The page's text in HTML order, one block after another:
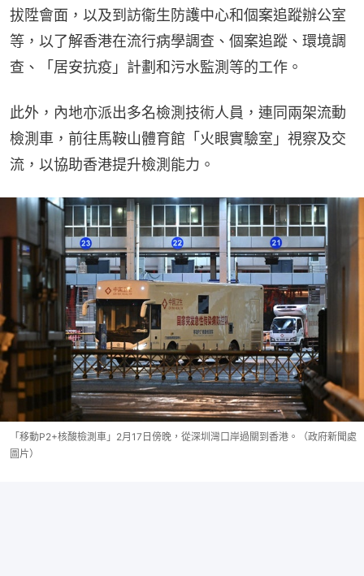
拔陞會面，以及到訪衞生防護中心和個案追蹤辦公室
等，以了解香港在流行病學調查、個案追蹤、環境調
查、「居安抗疫」計劃和污水監測等的工作。
此外，內地亦派出多名檢測技術人員，連同兩架流動
檢測車，前往馬鞍山體育館「火眼實驗室」視察及交
流，以協助香港提升檢測能力。
「移動P2+核酸檢測車」2月17日傍晚，從深圳灣口岸過關到香港。（政府新聞處
圖片）